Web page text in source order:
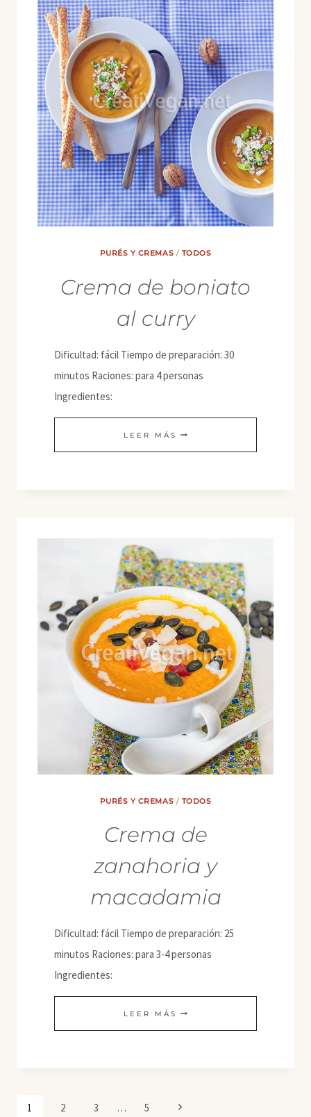
PURÉS Y CREMAS / TODOS
Crema de boniato
al curry
Dificultad: fácil Tiempo de preparación: 30
minutos Raciones: para 4 personas
Ingredientes:
LEER MÁS CREMA
DE
PURÉS Y CREMAS / TODOS
Crema de
zanahoria y
macadamia
Dificultad: fácil Tiempo de preparación: 25
minutos Raciones: para 3-4 personas
Ingredientes:
LEER MÁS CREMA
DE
Navegación
1 2 3 … 5 Siguiente